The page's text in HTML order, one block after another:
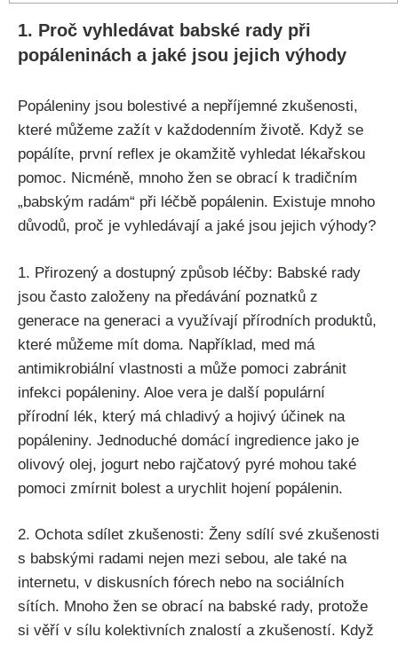
1. Proč vyhledávat ⁤babské ‌rady při
popáleninách‍ a jaké jsou jejich⁣ výhody
Popáleniny jsou bolestivé a ‌nepříjemné ‌zkušenosti, ​
které ​můžeme zažít v každodenním životě. Když se
‍popálíte, první‍ reflex je okamžitě vyhledat lékařskou
⁢pomoc. Nicméně, mnoho žen se ‌obrací k tradičním
„babským radám“ při léčbě popálenin. Existuje mnoho
důvodů, proč je ⁤vyhledávají a‌ jaké⁤ jsou jejich výhody?
1. Přirozený‌ a dostupný způsob léčby: ⁣Babské rady
⁤jsou ⁣často založeny ⁢na předávání poznatků z
generace na⁣ generaci a využívají přírodních ​produktů,​
které můžeme‌ mít doma. Například, med má
antimikrobiální vlastnosti a může pomoci zabránit⁢
infekci ‌popáleniny. Aloe‌ vera je další populární ​
přírodní ⁢lék,‍ který má chladivý a⁤ hojivý​ účinek na
popáleniny. Jednoduché domácí ingredience jako je
‌olivový olej, jogurt nebo rajčatový ⁤pyré mohou také
pomoci zmírnit bolest a​ urychlit hojení ⁤popálenin.
2. Ochota sdílet zkušenosti: Ženy sdílí své zkušenosti
s babskými radami nejen mezi sebou, ale také na
internetu, v ‍diskusních ⁣fórech nebo na‍ sociálních⁢
sítích. Mnoho žen se ⁢obrací na babské rady, protože
si věří⁣ v sílu kolektivních znalostí a zkušeností. Když